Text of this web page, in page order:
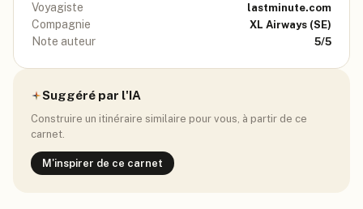
Voyagiste lastminute.com
Compagnie XL Airways (SE)
Note auteur 5/5
Suggéré par l'IA
Construire un itinéraire similaire pour vous, à partir de ce
carnet.
M'inspirer de ce carnet